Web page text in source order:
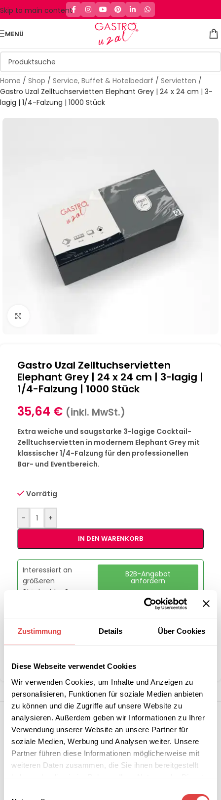
Zustimmung Details Über Cookies
Diese Webseite verwendet Cookies
Wir verwenden Cookies, um Inhalte und Anzeigen zu
personalisieren, Funktionen für soziale Medien anbieten
zu können und die Zugriffe auf unsere Website zu
analysieren. Außerdem geben wir Informationen zu Ihrer
Verwendung unserer Website an unsere Partner für
soziale Medien, Werbung und Analysen weiter. Unsere
Partner führen diese Informationen möglicherweise mit
weiteren Daten zusammen, die Sie ihnen bereitgestellt
Skip to main content
MENÜ
Home / Shop / Service, Buffet & Hotelbedarf / Servietten /
Gastro Uzal Zelltuchservietten Elephant Grey | 24 x 24 cm | 3-
lagig | 1/4-Falzung | 1000 Stück
Gastro Uzal Zelltuchservietten
Elephant Grey | 24 x 24 cm | 3-lagig |
1/4-Falzung | 1000 Stück
35,64 € (inkl. MwSt.)
Extra weiche und saugstarke 3-lagige Cocktail-
Zelltuchservietten in modernem Elephant Grey mit
klassischer 1/4-Falzung für den professionellen
Bar- und Eventbereich.
Vorrätig
- +
IN DEN WARENKORB
Interessiert an
größeren
Stückzahlen?
B2B-Angebot
anfordern
Artikelnummer:
G228602
Teilen: